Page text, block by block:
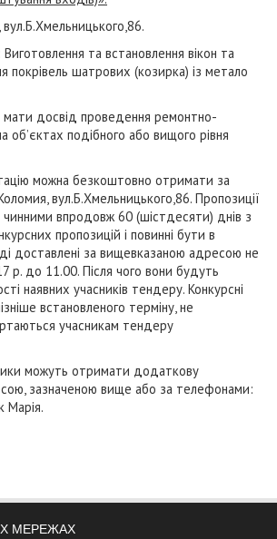
та встановлення вікон та
покрівель шатрових (козирка) із метало
мати досвід проведення ремонтно-
об’єктах подібного або вищого рівня
можна безкоштовно отримати за
вул.Б.Хмельницького,86. Пропозиції
чинними впродовж 60 (шістдесяти) днів з
пропозицій і повинні бути в
доставлені за вищевказаною адресою не
р. до 11.00. Після чого вони будуть
наявних учасників тендеру. Конкурсні
встановленого терміну, не
учасникам тендеру
можуть отримати додаткову
зазначеною вище або за телефонами:
Марія.
МЕРЕЖАХ